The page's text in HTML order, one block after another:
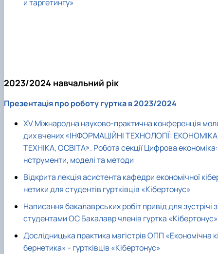
и таргетингу»
2023/2024 навчальний рік
Презентація про роботу гуртка в 2023/2024
XV Міжнародна науково-практична конференція
дих вчених «ІНФОРМАЦІЙНІ ТЕХНОЛОГІЇ:
ТЕХНІКА, ОСВІТА». Робота секції Цифрова економіка:
нструменти, моделі та методи
Відкрита лекція асистента кафедри економічної
нетики для студентів гуртківців «Кібертонус»
Написання бакалаврських робіт привід для зустрічі
студентами ОС Бакалавр членів гуртка «Кібертонус»
Дослідницька практика магістрів ОПП «Економічна
бернетика» - гуртківців «Кібертонус»